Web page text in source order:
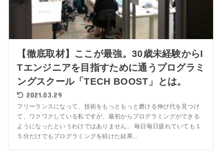
【徹底取材】ここが最強。30歳未経験からI
Tエンジニアを目指すために通うプログラミ
ングスクール「TECH BOOST」とは。
2021.03.29
フリーランスになって、技術をもっともっと磨ける伸び代を見つけ
て、ワクワクしている私ですが、最初からプログラミングができる
ようになったというわけではありません。 毎日毎日疲れていても１
５分だけでもプログラミングを続けた結果...